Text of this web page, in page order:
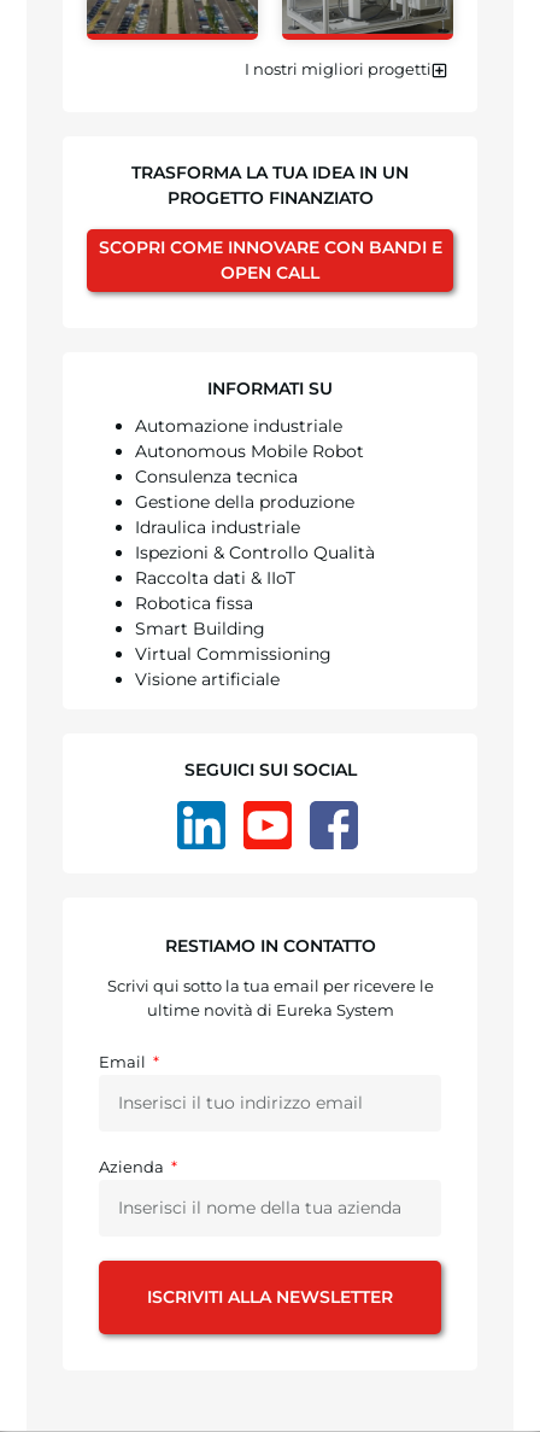
I nostri migliori progetti
TRASFORMA LA TUA IDEA IN UN
PROGETTO FINANZIATO
SCOPRI COME INNOVARE CON BANDI E
OPEN CALL
INFORMATI SU
Automazione industriale
Autonomous Mobile Robot
Consulenza tecnica
Gestione della produzione
Idraulica industriale
Ispezioni & Controllo Qualità
Raccolta dati & IIoT
Robotica fissa
Smart Building
Virtual Commissioning
Visione artificiale
SEGUICI SUI SOCIAL
RESTIAMO IN CONTATTO
Scrivi qui sotto la tua email per ricevere le
ultime novità di Eureka System
Email
Azienda
ISCRIVITI ALLA NEWSLETTER